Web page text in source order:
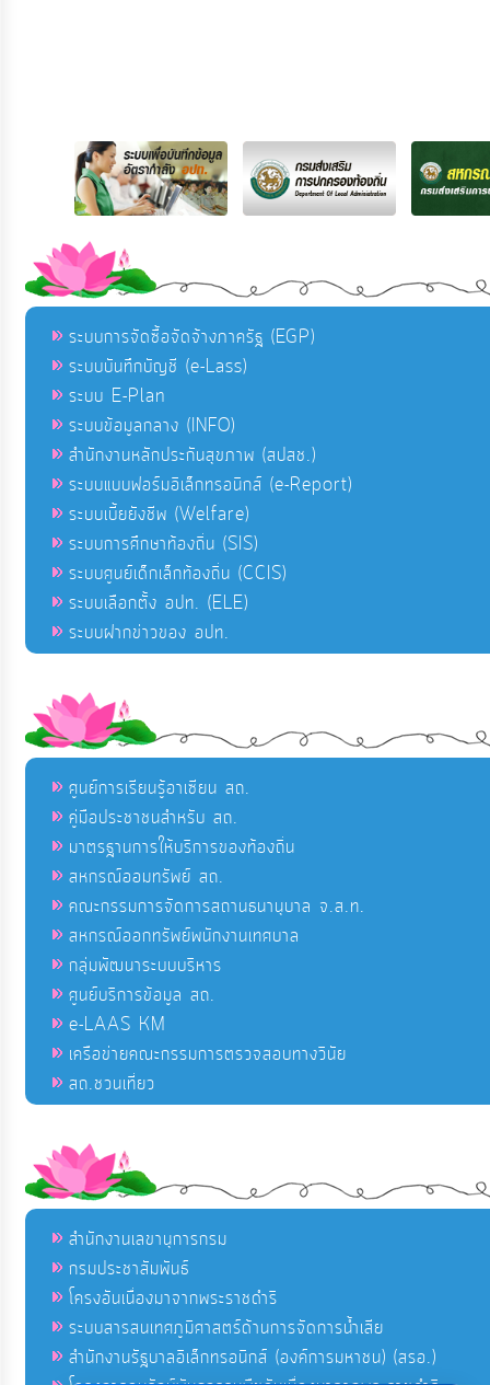
ระบบการจัดซื้อจัดจ้างภาครัฐ (EGP)
ระบบบันทึกบัญชี (e-Lass)
ระบบ E-Plan
ระบบข้อมูลกลาง (INFO)
สำนักงานหลักประกันสุขภาพ (สปสช.)
ระบบแบบฟอร์มอิเล็กทรอนิกส์ (e-Report)
ระบบเบี้ยยังชีพ (Welfare)
ระบบการศึกษาท้องถิ่น (SIS)
ระบบศูนย์เด็กเล็กท้องถิ่น (CCIS)
ระบบเลือกตั้ง อปท. (ELE)
ระบบฝากข่าวของ อปท.
ศูนย์การเรียนรู้อาเซียน สถ.
คู่มือประชาชนสำหรับ สถ.
มาตรฐานการให้บริการของท้องถิ่น
สหกรณ์ออมทรัพย์ สถ.
คณะกรรมการจัดการสถานธนานุบาล จ.ส.ท.
สหกรณ์ออกทรัพย์พนักงานเทศบาล
กลุ่มพัฒนาระบบบริหาร
ศูนย์บริการข้อมูล สถ.
e-LAAS KM
เครือข่ายคณะกรรมการตรวจสอบทางวินัย
สถ.ชวนเที่ยว
สำนักงานเลขานุการกรม
กรมประชาสัมพันธ์
โครงอันเนื่องมาจากพระราชดำริ
ระบบสารสนเทศภูมิศาสตร์ด้านการจัดการน้ำเสีย
สำนักงานรัฐบาลอิเล็กทรอนิกส์ (องค์การมหาชน) (สรอ.)